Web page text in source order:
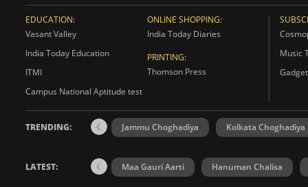
EDUCATION:
Vasant Valley
India Today Education
ITMI
Campus National Aptitude test
ONLINE SHOPPING:
India Today Diaries
PRINTING:
Thomson Press
Music
TRENDING: Jammu Choghadiya Kolkata Choghadiya
LATEST: Maa Gauri Aarti Hanuman Chalisa